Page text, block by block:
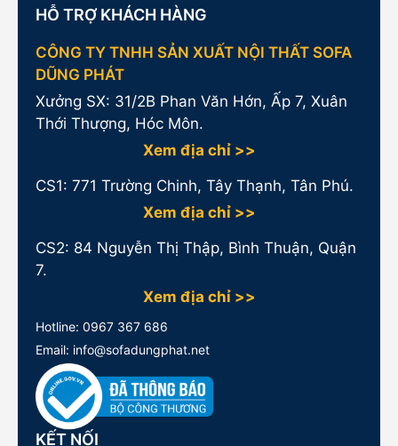
HỖ TRỢ KHÁCH HÀNG
CÔNG TY TNHH SẢN XUẤT NỘI THẤT SOFA
DŨNG PHÁT
Xưởng SX: 31/2B Phan Văn Hớn, Ấp 7, Xuân
Thới Thượng, Hóc Môn.
Xem địa chỉ >>
CS1: 771 Trường Chinh, Tây Thạnh, Tân Phú.
Xem địa chỉ >>
CS2: 84 Nguyễn Thị Thập, Bình Thuận, Quận
7.
Xem địa chỉ >>
Hotline: 0967 367 686
Email: info@sofadungphat.net
KẾT NỐI